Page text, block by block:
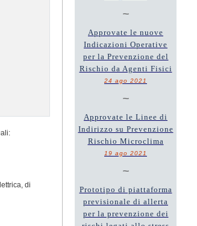
di
~
Approvate le nuove
Indicazioni Operative
per la Prevenzione del
Rischio da Agenti Fisici
24 ago 2021
~
Approvate le Linee di
Indirizzo su Prevenzione
Rischio Microclima
19 ago 2021
~
Prototipo di piattaforma
previsionale di allerta
per la prevenzione dei